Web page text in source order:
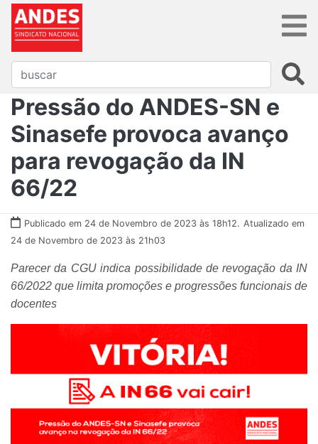
Pressão do ANDES-SN e
Sinasefe provoca avanço
para revogação da IN
66/22
Publicado em 24 de Novembro de 2023 às 18h12. Atualizado em
24 de Novembro de 2023 às 21h03
Parecer da CGU indica possibilidade de revogação da IN
66/2022 que limita promoções e progressões funcionais de
docentes